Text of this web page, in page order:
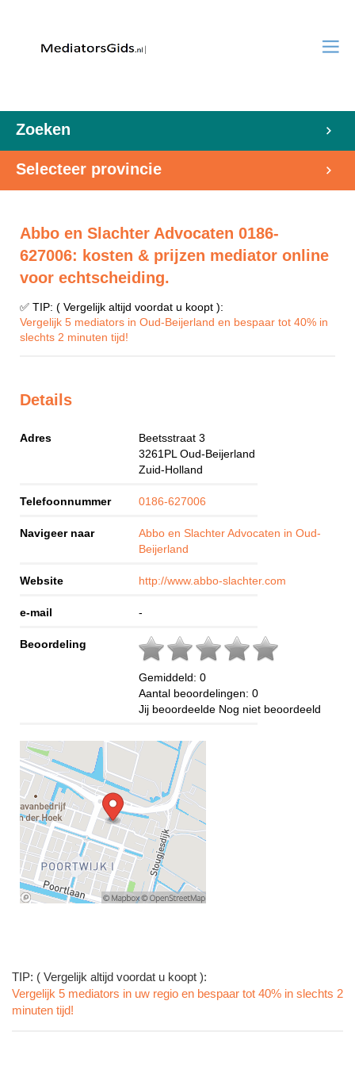
Zoeken
Selecteer provincie
Abbo en Slachter Advocaten 0186-
627006: kosten & prijzen mediator online
voor echtscheiding.
✅ TIP: ( Vergelijk altijd voordat u koopt ):
Vergelijk 5 mediators in Oud-Beijerland en bespaar tot 40% in
slechts 2 minuten tijd!
Details
Adres
Beetsstraat 3
3261PL Oud-Beijerland
Zuid-Holland
Telefoonnummer 0186-627006
Navigeer naar
Abbo en Slachter Advocaten in Oud-
Beijerland
Website http://www.abbo-slachter.com
e-mail -
Beoordeling
Gemiddeld: 0
Aantal beoordelingen: 0
Jij beoordeelde Nog niet beoordeeld
TIP: ( Vergelijk altijd voordat u koopt ):
Vergelijk 5 mediators in uw regio en bespaar tot 40% in slechts 2
minuten tijd!